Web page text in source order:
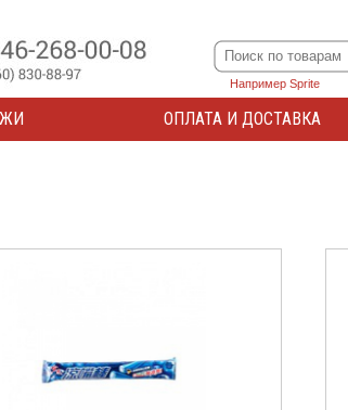
Например Sprite
ОПЛАТА И ДОСТАВКА